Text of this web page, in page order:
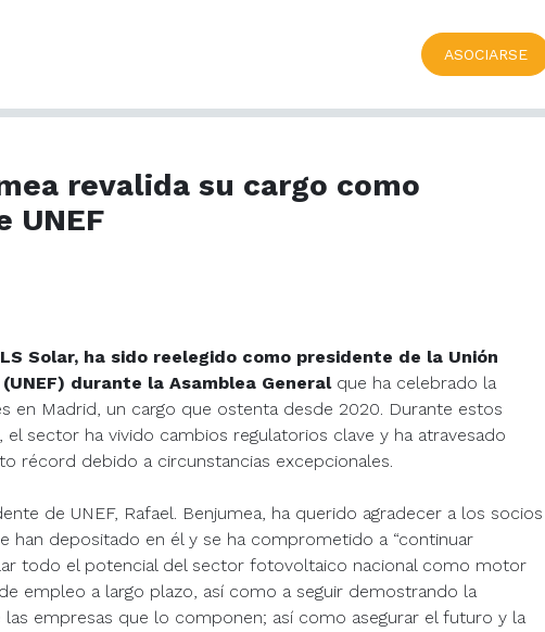
ASOCIARSE
revalida su cargo como
UNEF
Solar, ha sido reelegido como presidente de la Unión
durante la Asamblea Generalque ha celebrado la
en Madrid, un cargo que ostenta desde 2020. Durante estos
sector ha vivido cambios regulatorios clave y ha atravesado
récord debido a circunstancias excepcionales.
de UNEF, Rafael. Benjumea, ha querido agradecer a los socios
han depositado en él y se ha comprometido a “continuar
todo el potencial del sector fotovoltaico nacional como motor
empleo a largo plazo, así como a seguir demostrando la
empresas que lo componen; así como asegurar el futuro y la